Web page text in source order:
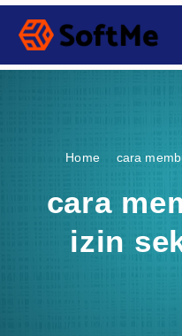
S
p
Home cara
cara
izin